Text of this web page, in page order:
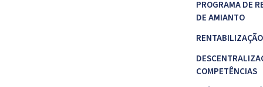
PROGRAMA DE
DE AMIANTO
RENTABILIZAÇÃO
COMPETÊNCIAS